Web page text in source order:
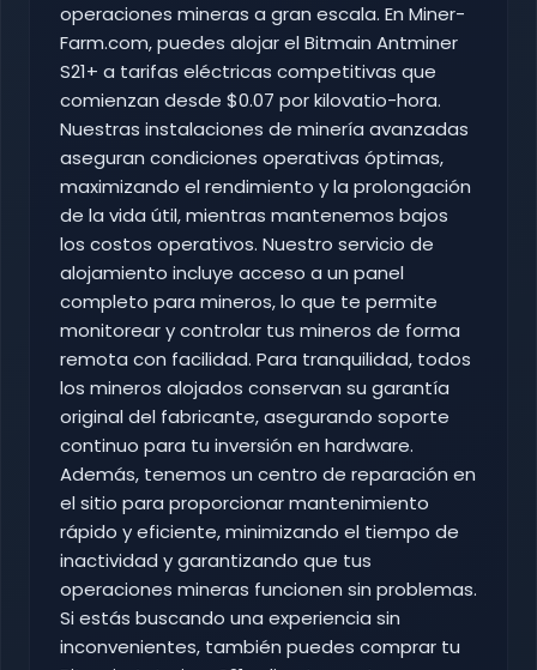
operaciones mineras a gran escala. En Miner-
Farm.com, puedes alojar el Bitmain Antminer
S21+ a tarifas eléctricas competitivas que
comienzan desde $0.07 por kilovatio-hora.
Nuestras instalaciones de minería avanzadas
aseguran condiciones operativas óptimas,
maximizando el rendimiento y la prolongación
de la vida útil, mientras mantenemos bajos
los costos operativos. Nuestro servicio de
alojamiento incluye acceso a un panel
completo para mineros, lo que te permite
monitorear y controlar tus mineros de forma
remota con facilidad. Para tranquilidad, todos
los mineros alojados conservan su garantía
original del fabricante, asegurando soporte
continuo para tu inversión en hardware.
Además, tenemos un centro de reparación en
el sitio para proporcionar mantenimiento
rápido y eficiente, minimizando el tiempo de
inactividad y garantizando que tus
operaciones mineras funcionen sin problemas.
Si estás buscando una experiencia sin
inconvenientes, también puedes comprar tu